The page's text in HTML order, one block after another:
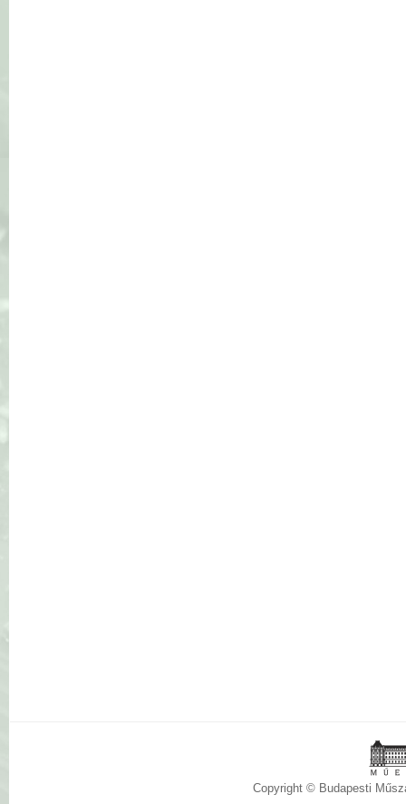
Copyright © Budapesti